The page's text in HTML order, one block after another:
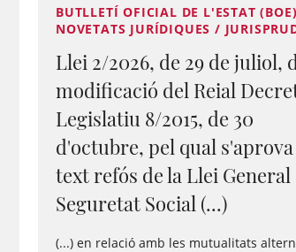
BUTLLETÍ OFICIAL DE L'ESTAT
NOVETATS JURÍDIQUES /
Llei 2/2026, de 29 de juliol,
modificació del Reial
Legislatiu 8/2015, de 30
d'octubre, pel qual
text refós de la Llei General
Seguretat Social (...)
(...) en relació amb les mutualitats